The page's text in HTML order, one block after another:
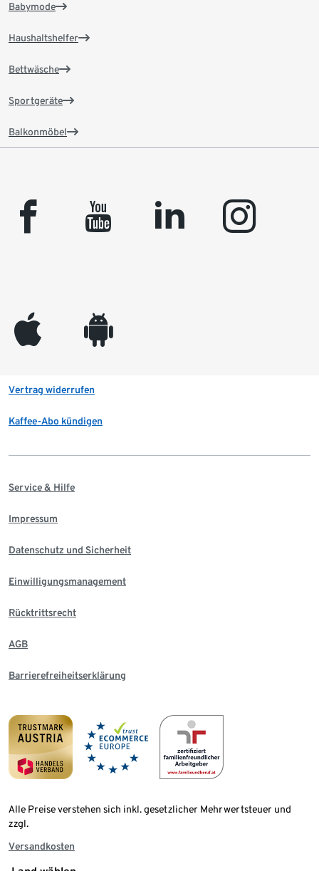
Babymode
Haushaltshelfer
Bettwäsche
Sportgeräte
Balkonmöbel
facebook youtube linkedin instagram
appleinc android
Vertrag widerrufen
Kaffee-Abo kündigen
Service & Hilfe
Impressum
Datenschutz und Sicherheit
Einwilligungsmanagement
Rücktrittsrecht
AGB
Barrierefreiheitserklärung
Alle Preise verstehen sich inkl. gesetzlicher Mehrwertsteuer und
zzgl.
Versandkosten